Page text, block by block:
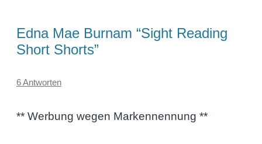
Edna Mae Burnam “Sight Reading
Short Shorts”
6 Antworten
** Werbung wegen Markennennung **